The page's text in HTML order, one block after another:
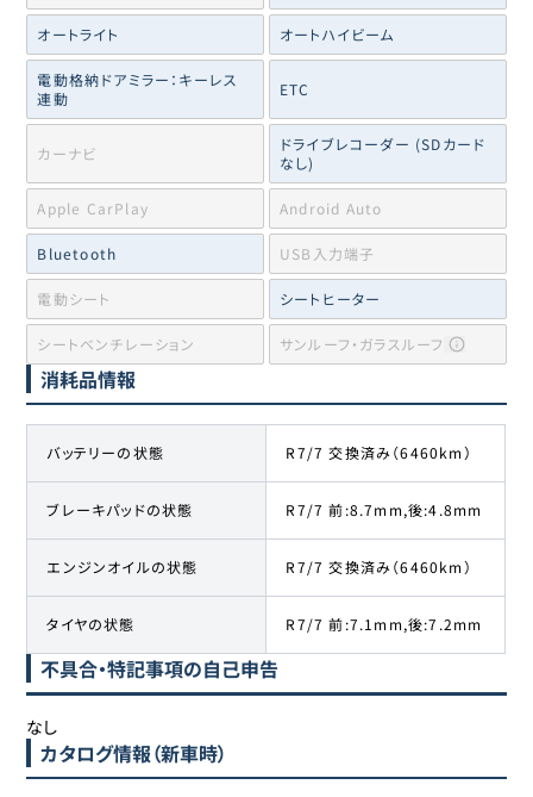
オートライト オートハイビーム
電動格納ドアミラー：キーレス
連動
ETC
カーナビ
ドライブレコーダー (SDカード
なし)
Apple CarPlay Android Auto
Bluetooth USB入力端子
電動シート シートヒーター
シートベンチレーション サンルーフ・ガラスルーフ
消耗品情報
バッテリーの状態 R7/7 交換済み（6460km）
ブレーキパッドの状態 R7/7 前:8.7mm,後:4.8mm
エンジンオイルの状態 R7/7 交換済み（6460km）
タイヤの状態 R7/7 前:7.1mm,後:7.2mm
不具合・特記事項の自己申告
なし
カタログ情報（新車時）